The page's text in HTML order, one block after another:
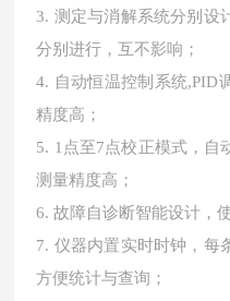
3. 测定与消解系统分别设
分别进行，互不影响；
4. 自动恒温控制系统,PID
精度高；
5. 1点至7点校正模式，自
测量精度高；
6. 故障自诊断智能设计，
7. 仪器内置实时时钟，每
方便统计与查询；